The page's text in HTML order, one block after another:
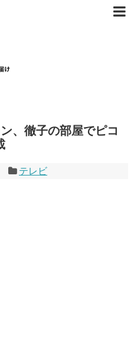
、徹子の部屋でピコ
テレビ